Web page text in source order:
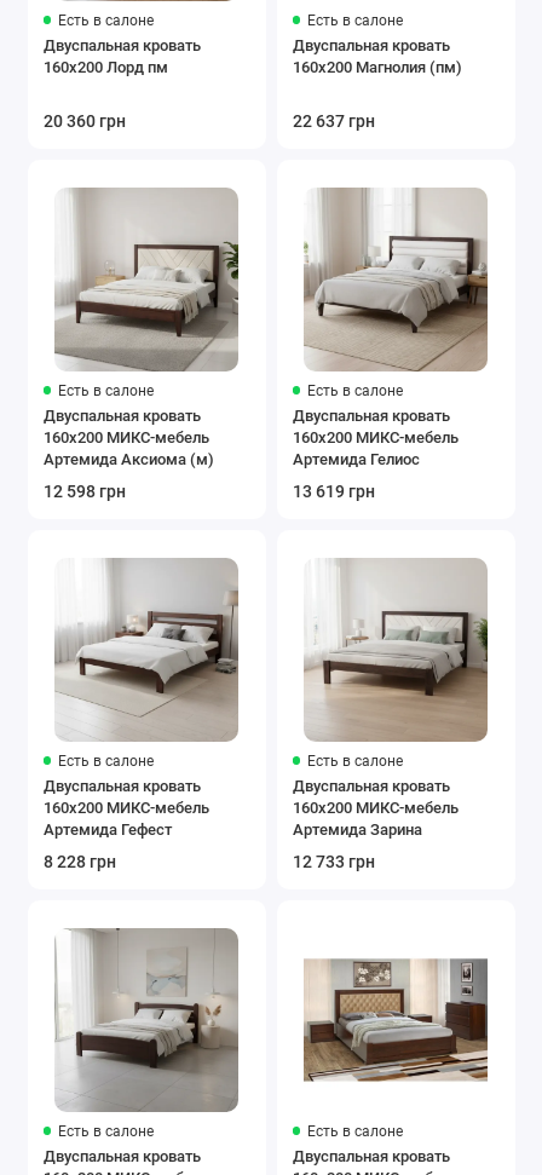
Есть в салоне
Двуспальная кровать
160x200 Лорд пм
20 360 грн
Есть в салоне
Двуспальная кровать
160x200 Магнолия (пм)
22 637 грн
Есть в салоне
Двуспальная кровать
160x200 МИКС-мебель
Артемида Аксиома (м)
12 598 грн
Есть в салоне
Двуспальная кровать
160x200 МИКС-мебель
Артемида Гелиос
13 619 грн
Есть в салоне
Двуспальная кровать
160x200 МИКС-мебель
Артемида Гефест
8 228 грн
Есть в салоне
Двуспальная кровать
160x200 МИКС-мебель
Артемида Зарина
12 733 грн
Есть в салоне
Двуспальная кровать
Есть в салоне
Двуспальная кровать